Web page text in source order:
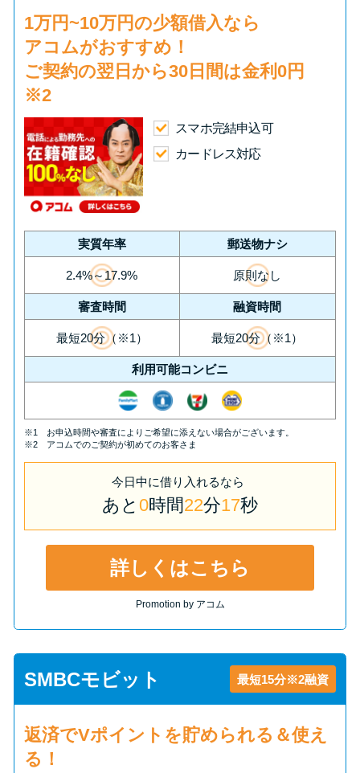
1万円~10万円の少額借入なら
アコムがおすすめ！
ご契約の翌日から30日間は金利0円
※2
スマホ完結申込可
カードレス対応
実質年率 郵送物ナシ
2.4%～17.9% 原則なし
審査時間 融資時間
最短20分（※1） 最短20分（※1）
利用可能コンビニ
※1 お申込時間や審査によりご希望に添えない場合がございます。
※2 アコムでのご契約が初めてのお客さま
今日中に借り入れるなら
あと 0時間22分16秒
詳しくはこちら
Promotion by アコム
SMBCモビット 最短15分※2融資
返済でVポイント を貯められる＆使え
る！